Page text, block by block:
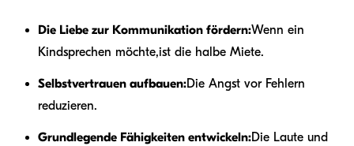
Die Liebe zur Kommunikation fördern:Wenn ein
Kindsprechen möchte,ist die halbe Miete.
Selbstvertrauen aufbauen:Die Angst vor Fehlern
reduzieren.
Grundlegende Fähigkeiten entwickeln:Die Laute und